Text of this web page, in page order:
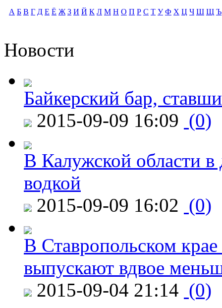
А Б В Г Д Е Ё Ж З И Й К Л М Н О П Р С Т У Ф Х Ц Ч Ш Щ Ъ
Новости
Байкерский бар,
2015-09-09 16:09 (0)
В Калужской области в
водкой
2015-09-09 16:02 (0)
В Ставропольском
выпускают вдвое
2015-09-04 21:14 (0)